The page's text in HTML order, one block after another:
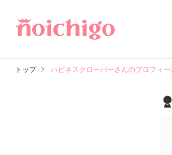
トップ ハピネスクローバーさんのプロフィー